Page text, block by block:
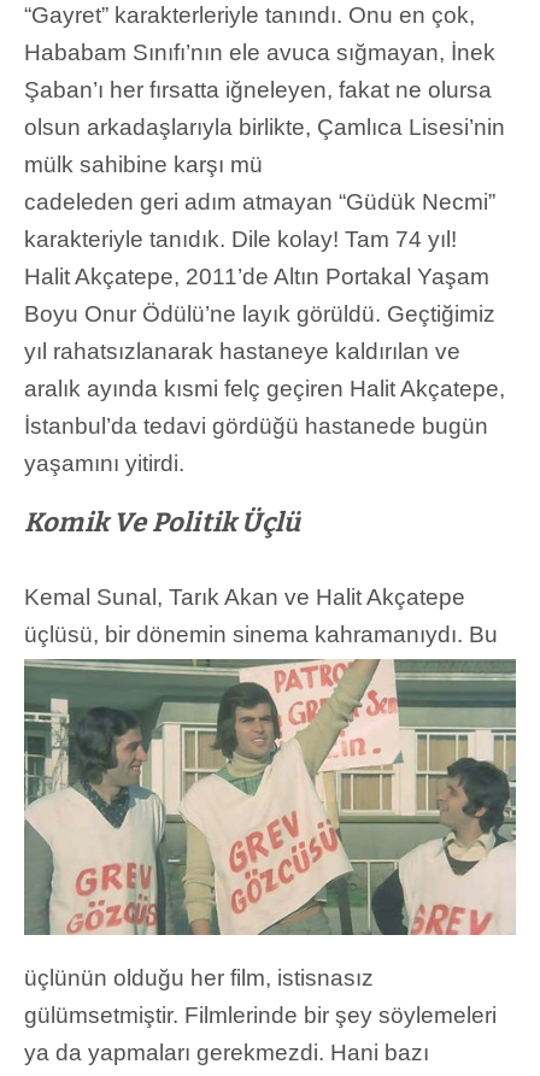
“Gayret” karakterleriyle tanındı. Onu en çok,
Hababam Sınıfı’nın ele avuca sığmayan, İnek
Şaban’ı her fırsatta iğneleyen, fakat ne olursa
olsun arkadaşlarıyla birlikte, Çamlıca Lisesi’nin
mülk sahibine karşı mü
cadeleden geri adım atmayan “Güdük Necmi”
karakteriyle tanıdık. Dile kolay! Tam 74 yıl!
Halit Akçatepe, 2011’de Altın Portakal Yaşam
Boyu Onur Ödülü’ne layık görüldü. Geçtiğimiz
yıl rahatsızlanarak hastaneye kaldırılan ve
aralık ayında kısmi felç geçiren Halit Akçatepe,
İstanbul’da tedavi gördüğü hastanede bugün
yaşamını yitirdi.
Komik Ve Politik Üçlü
Kemal Sunal, Tarık Akan ve Halit Akçatepe
üçlüsü, bir dönemin sinema kahramanıydı. Bu
üçlünün olduğu her film, istisnasız
gülümsetmiştir. Filmlerinde bir şey söylemeleri
ya da yapmaları gerekmezdi. Hani bazı